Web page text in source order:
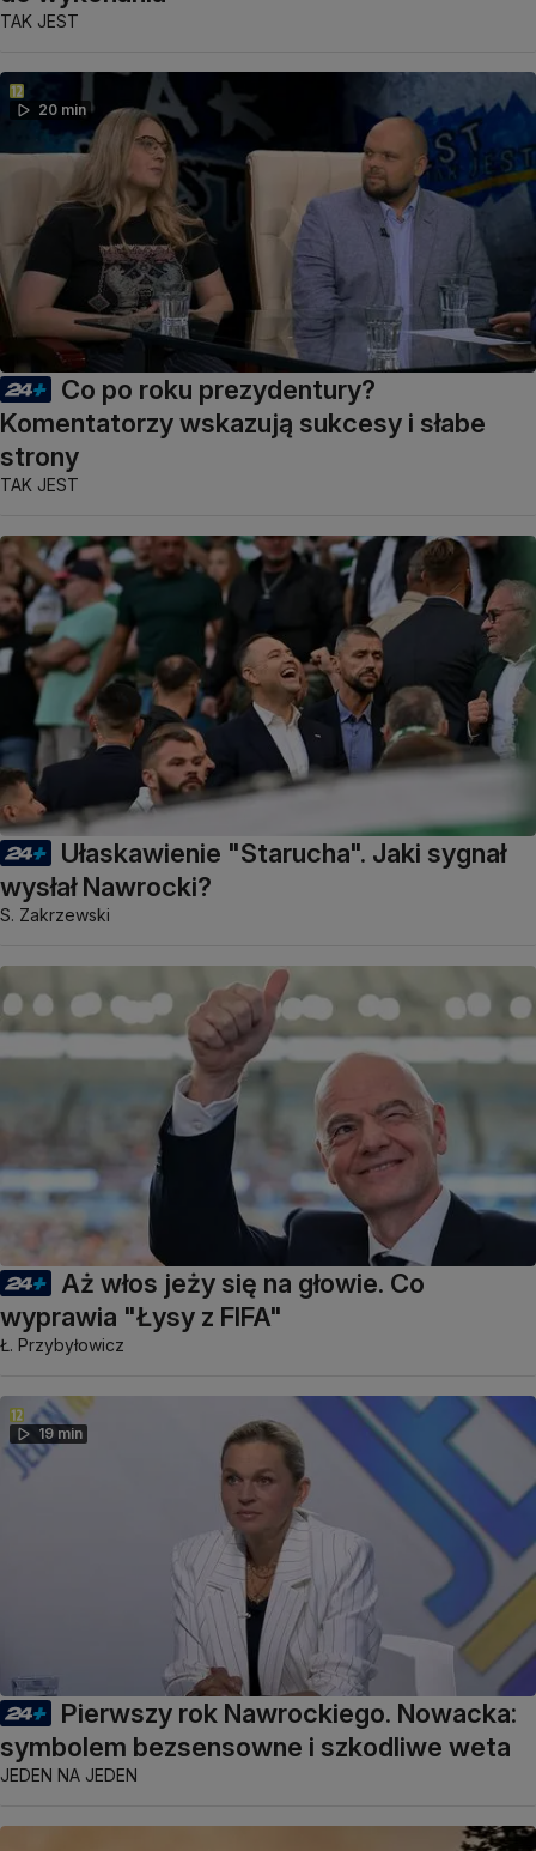
TAK JEST
20 min
Co po roku prezydentury?
Komentatorzy wskazują sukcesy i słabe
strony
TAK JEST
Ułaskawienie "Starucha". Jaki sygnał
wysłał Nawrocki?
S. Zakrzewski
Aż włos jeży się na głowie. Co
wyprawia "Łysy z FIFA"
Ł. Przybyłowicz
19 min
Pierwszy rok Nawrockiego. Nowacka:
symbolem bezsensowne i szkodliwe weta
JEDEN NA JEDEN